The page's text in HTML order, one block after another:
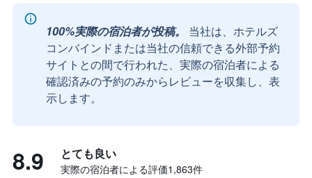
100%実際の宿泊者が投稿。
当社は、ホテルズ
コンバインドまたは当社の信頼できる外部予約
サイトとの間で行われた、実際の宿泊者による
確認済みの予約のみからレビューを収集し、表
示します。
8.9 とても良い
実際の宿泊者による評価1,863​件